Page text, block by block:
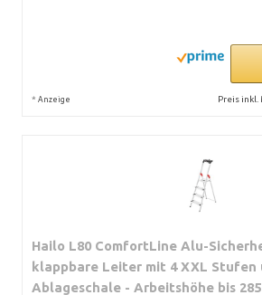
* Anzeige Preis inkl.
Hailo L80 ComfortLine Alu-
klappbare Leiter mit 4 XXL Stufen
Ablageschale - Arbeitshöhe bis